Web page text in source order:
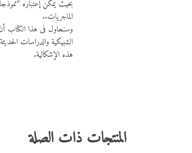
بحيث يمكن إعتباره
الماجريات..
وسنحاول فى هذا الكتاب
الشبيكية والدراسات
هذه الإشكالية.
المنتجات ذات الصلة